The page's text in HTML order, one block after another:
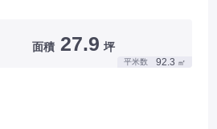
面積 27.9 坪
平米数 92.3 ㎡